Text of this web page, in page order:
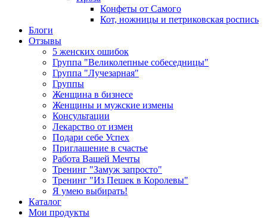
Конфеты от Самого
Кот, ножницы и петриковская роспись
Блоги
Отзывы
5 женских ошибок
Группа "Великолепные собеседницы"
Группа "Лучезарная"
Группы
Женщина в бизнесе
Женщины и мужские измены
Консультации
Лекарство от измен
Подари себе Успех
Приглашение в счастье
Работа Вашей Мечты
Тренинг "Замуж запросто"
Тренинг "Из Пешек в Королевы"
Я умею выбирать!
Каталог
Мои продукты